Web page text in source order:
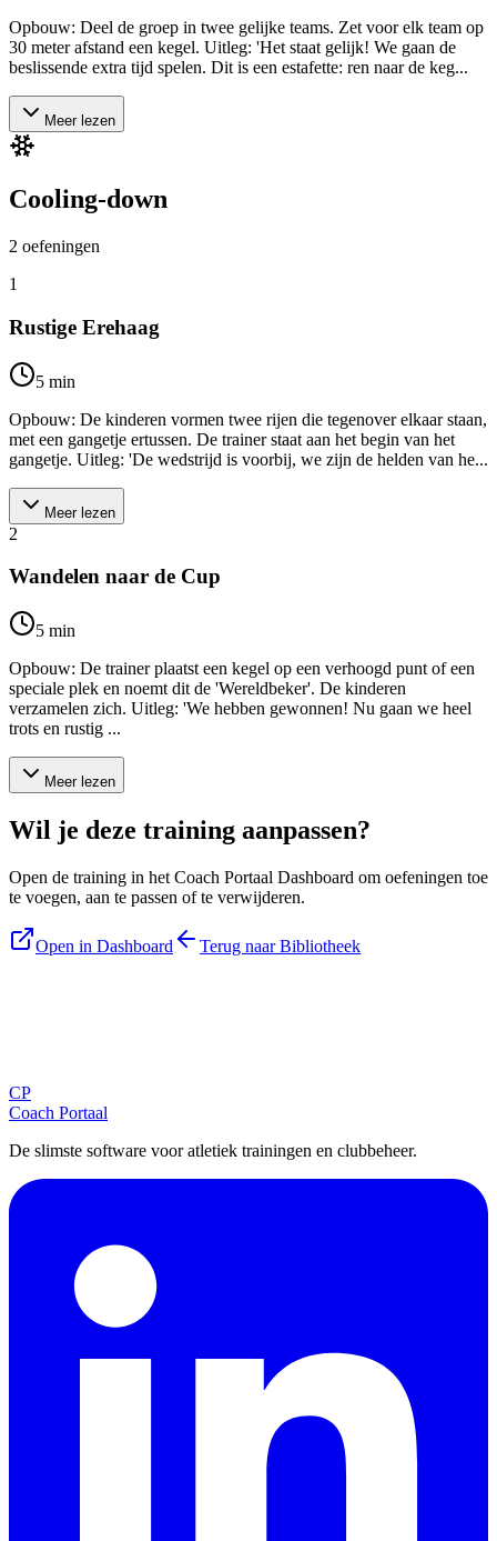
Opbouw: Deel de groep in twee gelijke teams. Zet voor elk team op
30 meter afstand een kegel. Uitleg: 'Het staat gelijk! We gaan de
beslissende extra tijd spelen. Dit is een estafette: ren naar de keg...
Meer lezen
Cooling-down
2 oefeningen
1
Rustige Erehaag
5 min
Opbouw: De kinderen vormen twee rijen die tegenover elkaar staan,
met een gangetje ertussen. De trainer staat aan het begin van het
gangetje. Uitleg: 'De wedstrijd is voorbij, we zijn de helden van he...
Meer lezen
2
Wandelen naar de Cup
5 min
Opbouw: De trainer plaatst een kegel op een verhoogd punt of een
speciale plek en noemt dit de 'Wereldbeker'. De kinderen
verzamelen zich. Uitleg: 'We hebben gewonnen! Nu gaan we heel
trots en rustig ...
Meer lezen
Wil je deze training aanpassen?
Open de training in het Coach Portaal Dashboard om oefeningen toe
te voegen, aan te passen of te verwijderen.
Open in Dashboard Terug naar Bibliotheek
CP
Coach Portaal
De slimste software voor atletiek trainingen en clubbeheer.